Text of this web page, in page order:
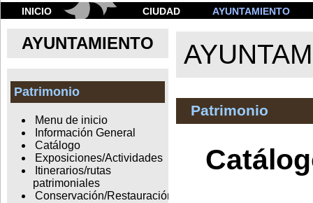
INICIO CIUDAD AYUNTAMIENTO
AYUNTAMIENTO
Patrimonio
Menu de inicio
Información General
Catálogo
Exposiciones/Actividades
Itinerarios/rutas
patrimoniales
Conservación/Restauración
Patrimonio